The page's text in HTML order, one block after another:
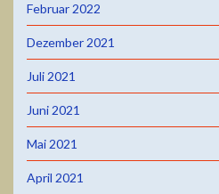
Februar 2022
Dezember 2021
Juli 2021
Juni 2021
Mai 2021
April 2021